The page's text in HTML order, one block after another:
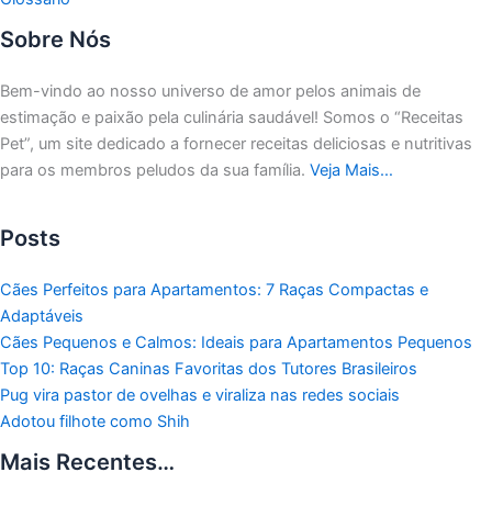
Sobre Nós
Bem-vindo ao nosso universo de amor pelos animais de
estimação e paixão pela culinária saudável! Somos o “Receitas
Pet”, um site dedicado a fornecer receitas deliciosas e nutritivas
para os membros peludos da sua família. Veja Mais…
Posts
Cães Perfeitos para Apartamentos: 7 Raças Compactas e
Adaptáveis
Cães Pequenos e Calmos: Ideais para Apartamentos Pequenos
Top 10: Raças Caninas Favoritas dos Tutores Brasileiros
Pug vira pastor de ovelhas e viraliza nas redes sociais
Adotou filhote como Shih
Mais Recentes…